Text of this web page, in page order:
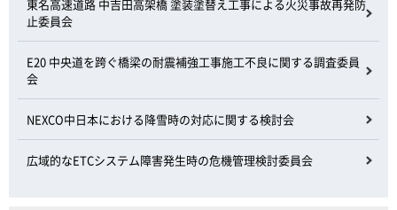
東名高速道路 中吉田高架橋 塗装塗替え工事による火災事故再発防
止委員会
E20 中央道を跨ぐ橋梁の耐震補強工事施工不良に関する調査委員
会
NEXCO中日本における降雪時の対応に関する検討会
広域的なETCシステム障害発生時の危機管理検討委員会